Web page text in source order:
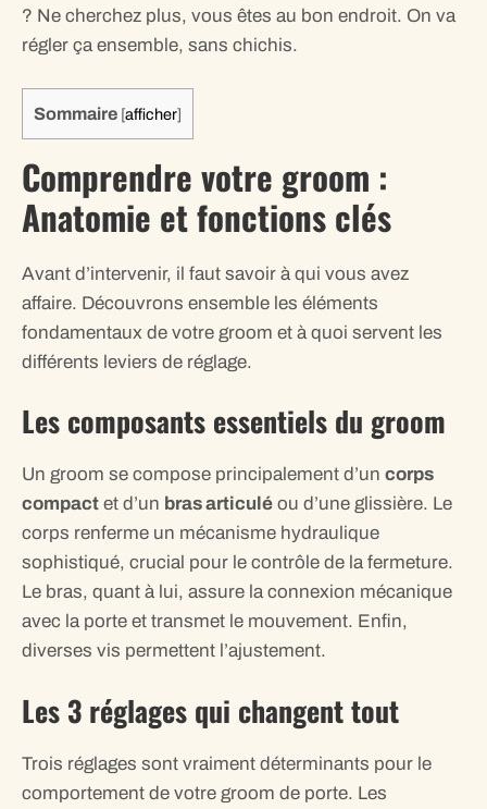
? Ne cherchez plus, vous êtes au bon endroit. On va
régler ça ensemble, sans chichis.
Sommaire [afficher]
Comprendre votre groom :
Anatomie et fonctions clés
Avant d’intervenir, il faut savoir à qui vous avez
affaire. Découvrons ensemble les éléments
fondamentaux de votre groom et à quoi servent les
différents leviers de réglage.
Les composants essentiels du groom
Un groom se compose principalement d’un corps
compact et d’un bras articulé ou d’une glissière. Le
corps renferme un mécanisme hydraulique
sophistiqué, crucial pour le contrôle de la fermeture.
Le bras, quant à lui, assure la connexion mécanique
avec la porte et transmet le mouvement. Enfin,
diverses vis permettent l’ajustement.
Les 3 réglages qui changent tout
Trois réglages sont vraiment déterminants pour le
comportement de votre groom de porte. Les